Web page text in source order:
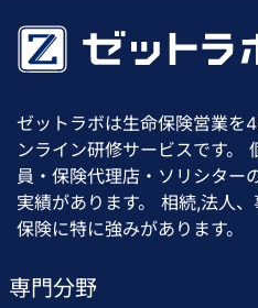
ゼットラボは生命保険営業を
ンライン研修サービスです。
員・保険代理店・ソリシター
実績があります。 相続,法人
保険に特に強みがあります。
専門分野